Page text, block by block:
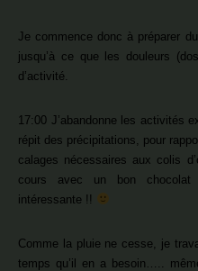
Je commence donc à préparer
jusqu’à ce que les douleurs
d’activité.
17:00 J’abandonne les activités
répit des précipitations, pour
calages nécessaires aux colis
cours avec un bon
intéressante !!
Comme la pluie ne cesse, je
temps qu’il en a besoin…..